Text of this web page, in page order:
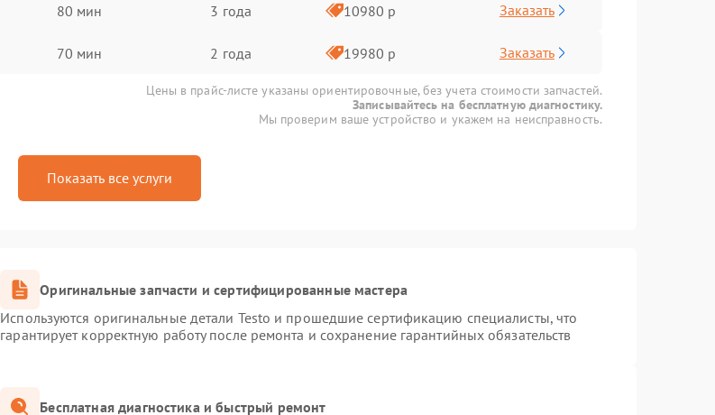
80 мин 3 года 10980 р Заказать
70 мин 2 года 19980 р Заказать
Цены в прайс-листе указаны ориентировочные, без учета стоимости запчастей.
Записывайтесь на бесплатную диагностику.
Мы проверим ваше устройство и укажем на неисправность.
Показать все услуги
Оригинальные запчасти и сертифицированные мастера
Используются оригинальные детали Testo и прошедшие сертификацию специалисты, что
гарантирует корректную работу после ремонта и сохранение гарантийных обязательств
Бесплатная диагностика и быстрый ремонт